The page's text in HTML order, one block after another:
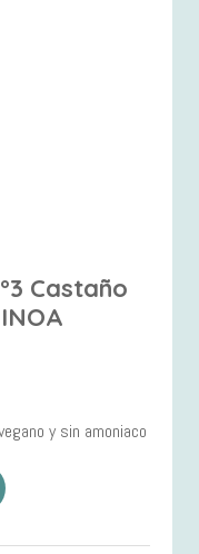
Castaño
y sin amoniaco